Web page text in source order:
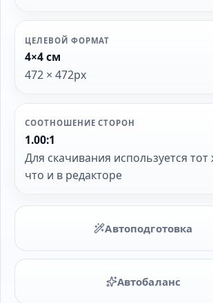
ЦЕЛЕВОЙ ФОРМАТ
4×4 см
472 × 472px
СООТНОШЕНИЕ СТОРОН
1.00:1
Для скачивания используется тот
что и в редакторе
Автоподготовка
Автобаланс